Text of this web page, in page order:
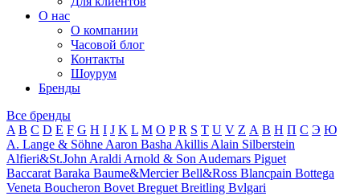
О нас
О компании
Часовой блог
Контакты
Шоурум
Бренды
Все бренды
A B C D E F G H I J K L M O P R S T U V Z А В Н П С Э Ю
A. Lange & Söhne Aaron Basha Akillis Alain Silberstein
Alfieri&St.John Araldi Arnold & Son Audemars Piguet
Baccarat Baraka Baume&MercierBell&Ross Blancpain Bottega
Veneta Boucheron Bovet Breguet Breitling Bvlgari